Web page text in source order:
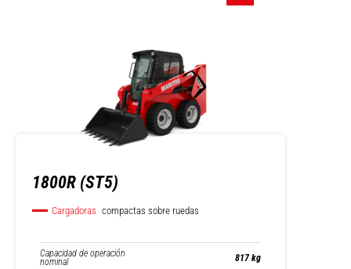
1800R (ST5)
Cargadoras compactas sobre ruedas
Capacidad de operación
nominal 817 kg